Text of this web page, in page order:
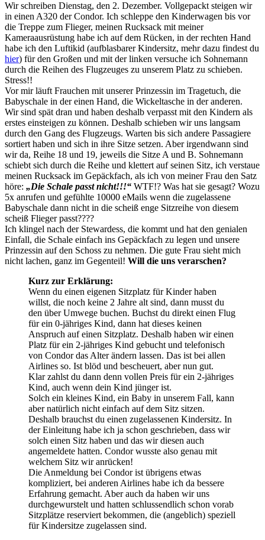
Wir schreiben Dienstag, den 2. Dezember. Vollgepackt steigen wir
in einen A320 der Condor. Ich schleppe den Kinderwagen bis vor
die Treppe zum Flieger, meinen Rucksack mit meiner
Kameraausrüstung habe ich auf dem Rücken, in der rechten Hand
habe ich den Luftikid (aufblasbarer Kindersitz, mehr dazu findest du
hier) für den Großen und mit der linken versuche ich Sohnemann
durch die Reihen des Flugzeuges zu unserem Platz zu schieben.
Stress!!
Vor mir läuft Frauchen mit unserer Prinzessin im Tragetuch, die
Babyschale in der einen Hand, die Wickeltasche in der anderen.
Wir sind spät dran und haben deshalb verpasst mit den Kindern als
erstes einsteigen zu können. Deshalb schieben wir uns langsam
durch den Gang des Flugzeugs. Warten bis sich andere Passagiere
sortiert haben und sich in ihre Sitze setzen. Aber irgendwann sind
wir da, Reihe 18 und 19, jeweils die Sitze A und B. Sohnemann
schiebt sich durch die Reihe und klettert auf seinen Sitz, ich verstaue
meinen Rucksack im Gepäckfach, als ich von meiner Frau den Satz
höre: „Die Schale passt nicht!!!“ WTF!? Was hat sie gesagt? Wozu
5x anrufen und gefühlte 10000 eMails wenn die zugelassene
Babyschale dann nicht in die scheiß enge Sitzreihe von diesem
scheiß Flieger passt????
Ich klingel nach der Stewardess, die kommt und hat den genialen
Einfall, die Schale einfach ins Gepäckfach zu legen und unsere
Prinzessin auf den Schoss zu nehmen. Die gute Frau sieht mich
nicht lachen, ganz im Gegenteil! Will die uns verarschen?
Kurz zur Erklärung:
Wenn du einen eigenen Sitzplatz für Kinder haben
willst, die noch keine 2 Jahre alt sind, dann musst du
den über Umwege buchen. Buchst du direkt einen Flug
für ein 0-jähriges Kind, dann hat dieses keinen
Anspruch auf einen Sitzplatz. Deshalb haben wir einen
Platz für ein 2-jähriges Kind gebucht und telefonisch
von Condor das Alter ändern lassen. Das ist bei allen
Airlines so. Ist blöd und bescheuert, aber nun gut.
Klar zahlst du dann denn vollen Preis für ein 2-jähriges
Kind, auch wenn dein Kind jünger ist.
Solch ein kleines Kind, ein Baby in unserem Fall, kann
aber natürlich nicht einfach auf dem Sitz sitzen.
Deshalb brauchst du einen zugelassenen Kindersitz. In
der Einleitung habe ich ja schon geschrieben, dass wir
solch einen Sitz haben und das wir diesen auch
angemeldete hatten. Condor wusste also genau mit
welchem Sitz wir anrücken!
Die Anmeldung bei Condor ist übrigens etwas
kompliziert, bei anderen Airlines habe ich da bessere
Erfahrung gemacht. Aber auch da haben wir uns
durchgewurstelt und hatten schlussendlich schon vorab
Sitzplätze reserviert bekommen, die (angeblich) speziell
für Kindersitze zugelassen sind.